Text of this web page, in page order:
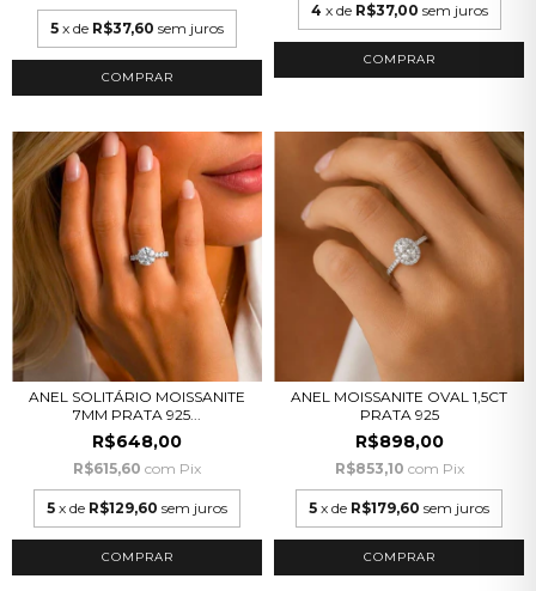
5 x de R$37,60 sem juros
COMPRAR
4 x de R$37,00 sem juros
COMPRAR
ANEL SOLITÁRIO MOISSANITE
7MM PRATA 925...
R$648,00
R$615,60 com Pix
5 x de R$129,60 sem juros
COMPRAR
ANEL MOISSANITE OVAL 1,5CT
PRATA 925
R$898,00
R$853,10 com Pix
5 x de R$179,60 sem juros
COMPRAR